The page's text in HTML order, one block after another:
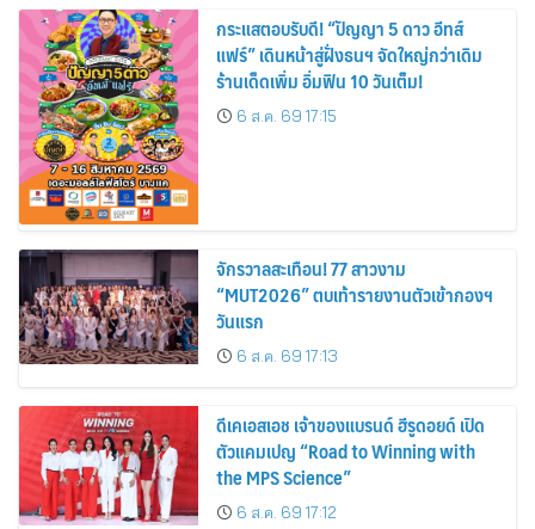
กระแสตอบรับดี! “ปัญญา 5 ดาว อีทส์
แฟร์” เดินหน้าสู่ฝั่งธนฯ จัดใหญ่กว่าเดิม
ร้านเด็ดเพิ่ม อิ่มฟิน 10 วันเต็ม!
6 ส.ค. 69 17:15
จักรวาลสะเทือน! 77 สาวงาม
“MUT2026” ตบเท้ารายงานตัวเข้ากองฯ
วันแรก
6 ส.ค. 69 17:13
ดีเคเอสเอช เจ้าของแบรนด์ ฮีรูดอยด์ เปิด
ตัวแคมเปญ “Road to Winning with
the MPS Science”
6 ส.ค. 69 17:12